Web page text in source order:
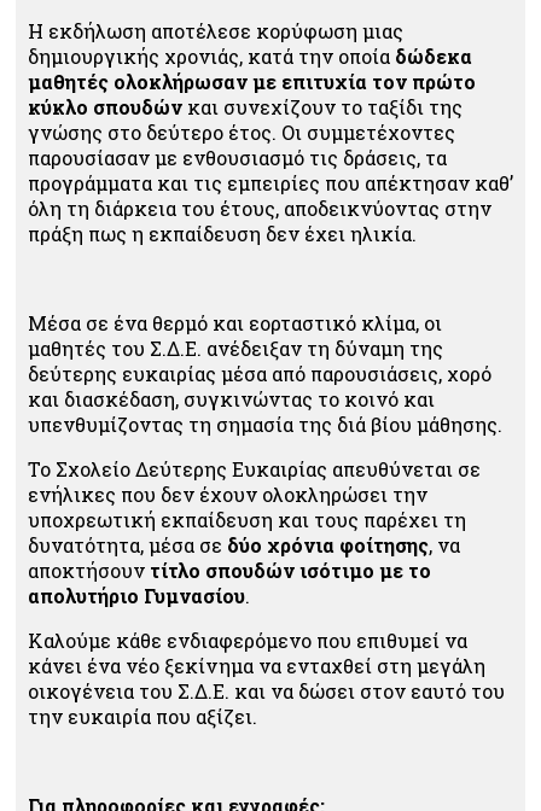
Η εκδήλωση αποτέλεσε κορύφωση μιας
δημιουργικής χρονιάς, κατά την οποία δώδεκα
μαθητές ολοκλήρωσαν με επιτυχία τον πρώτο
κύκλο σπουδών και συνεχίζουν το ταξίδι της
γνώσης στο δεύτερο έτος. Οι συμμετέχοντες
παρουσίασαν με ενθουσιασμό τις δράσεις, τα
προγράμματα και τις εμπειρίες που απέκτησαν καθ’
όλη τη διάρκεια του έτους, αποδεικνύοντας στην
πράξη πως η εκπαίδευση δεν έχει ηλικία.
Μέσα σε ένα θερμό και εορταστικό κλίμα, οι
μαθητές του Σ.Δ.Ε. ανέδειξαν τη δύναμη της
δεύτερης ευκαιρίας μέσα από παρουσιάσεις, χορό
και διασκέδαση, συγκινώντας το κοινό και
υπενθυμίζοντας τη σημασία της διά βίου μάθησης.
Το Σχολείο Δεύτερης Ευκαιρίας απευθύνεται σε
ενήλικες που δεν έχουν ολοκληρώσει την
υποχρεωτική εκπαίδευση και τους παρέχει τη
δυνατότητα, μέσα σε δύο χρόνια φοίτησης, να
αποκτήσουν τίτλο σπουδών ισότιμο με το
απολυτήριο Γυμνασίου.
Καλούμε κάθε ενδιαφερόμενο που επιθυμεί να
κάνει ένα νέο ξεκίνημα να ενταχθεί στη μεγάλη
οικογένεια του Σ.Δ.Ε. και να δώσει στον εαυτό του
την ευκαιρία που αξίζει.
Για πληροφορίες και εγγραφές: